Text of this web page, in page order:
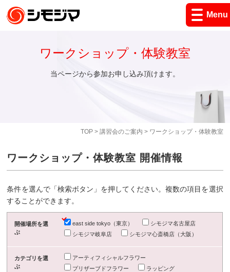
Menu
TOP> 講習会のご案内 > ワークショップ・体験教室
ワークショップ・体験教室
当ページから参加お申し込み頂けます。
ワークショップ・体験教室 開催情報
条件を選んで「検索ボタン」を押してください。複数の項目を選択
することができます。
開催場所を選
ぶ
east side tokyo（東京）
シモジマ名古屋店
シモジマ岐阜店
シモジマ心斎橋店（大阪）
カテゴリを選
ぶ
アーティフィシャルフラワー
プリザーブドフラワー
ラッピング